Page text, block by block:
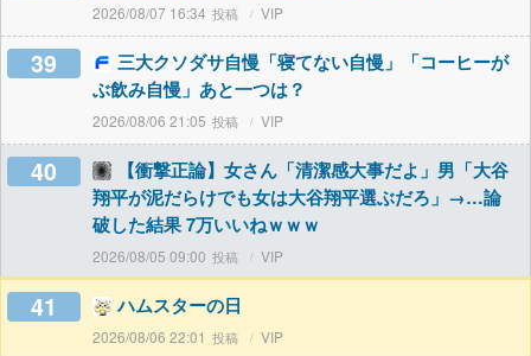
2026/08/07 16:34 VIP
39
三大クソダサ自慢「寝てない自慢」「コーヒーが
ぶ飲み自慢」あと一つは？
2026/08/06 21:05 VIP
40
【衝撃正論】女さん「清潔感大事だよ」男「大谷
翔平が泥だらけでも女は大谷翔平選ぶだろ」→…論
破した結果 7万いいねｗｗｗ
2026/08/05 09:00 VIP
41 ハムスターの日
2026/08/06 22:01 VIP